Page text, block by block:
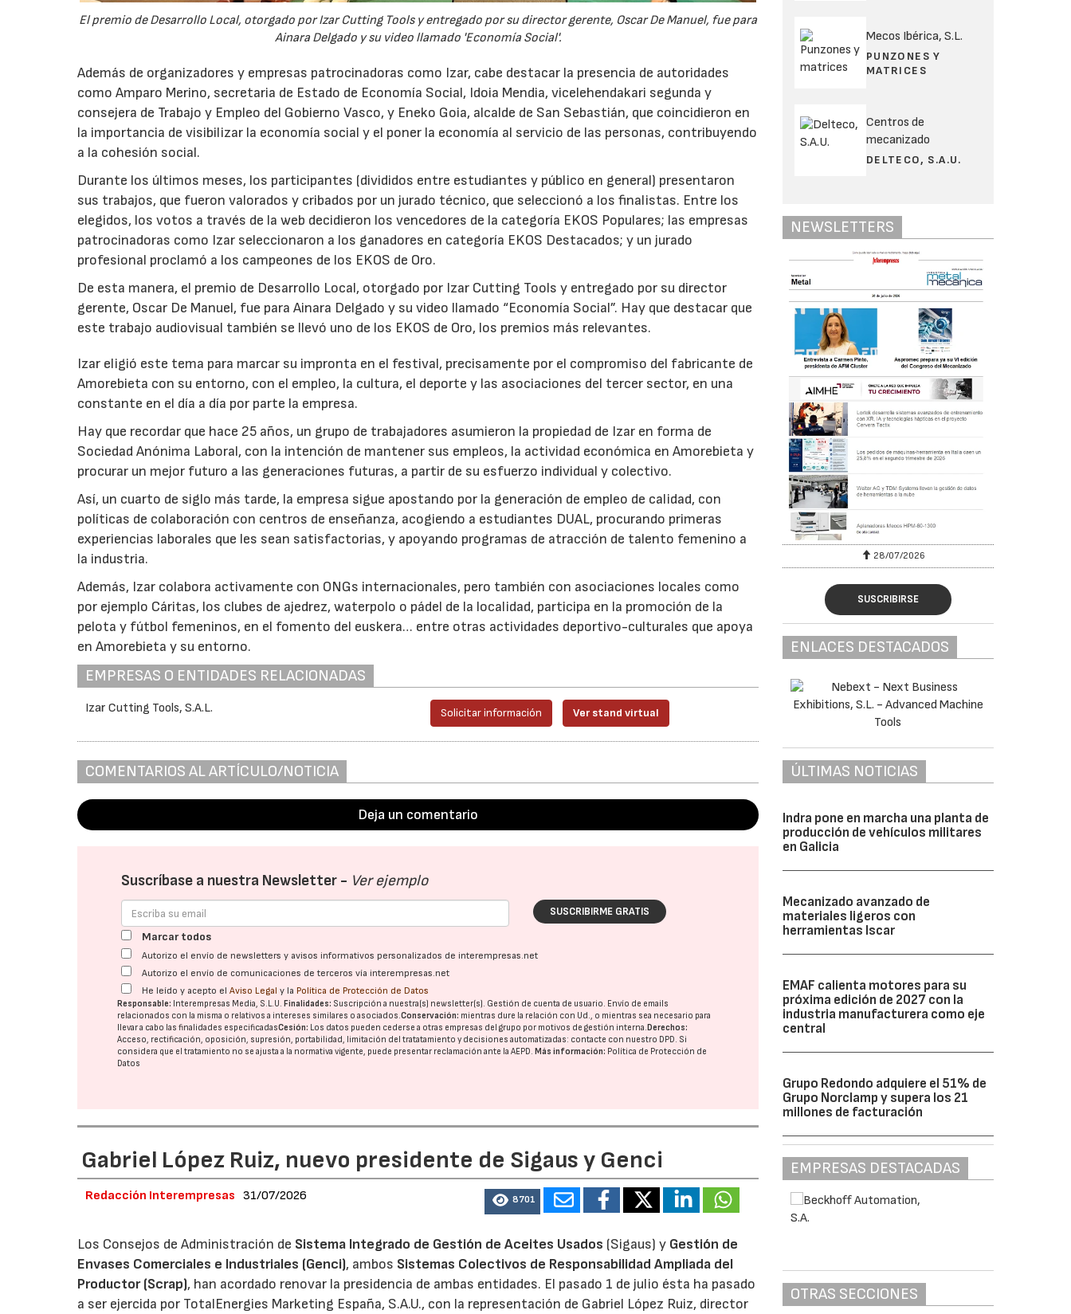
El premio de Desarrollo Local, otorgado por Izar Cutting Tools y entregado por su director gerente, Oscar De Manuel, fue para
Ainara Delgado y su video llamado 'Economía Social'.
Además de organizadores y empresas patrocinadoras como Izar, cabe destacar la presencia de autoridades
como Amparo Merino, secretaria de Estado de Economía Social, Idoia Mendia, vicelehendakari segunda y
consejera de Trabajo y Empleo del Gobierno Vasco, y Eneko Goia, alcalde de San Sebastián, que coincidieron en
la importancia de visibilizar la economía social y el poner la economía al servicio de las personas, contribuyendo
a la cohesión social.
Durante los últimos meses, los participantes (divididos entre estudiantes y público en general) presentaron
sus trabajos, que fueron valorados y cribados por un jurado técnico, que seleccionó a los finalistas. Entre los
elegidos, los votos a través de la web decidieron los vencedores de la categoría EKOS Populares; las empresas
patrocinadoras como Izar seleccionaron a los ganadores en categoría EKOS Destacados; y un jurado
profesional proclamó a los campeones de los EKOS de Oro.
De esta manera, el premio de Desarrollo Local, otorgado por Izar Cutting Tools y entregado por su director
gerente, Oscar De Manuel, fue para Ainara Delgado y su video llamado “Economía Social”. Hay que destacar que
este trabajo audiovisual también se llevó uno de los EKOS de Oro, los premios más relevantes.
Izar eligió este tema para marcar su impronta en el festival, precisamente por el compromiso del fabricante de
Amorebieta con su entorno, con el empleo, la cultura, el deporte y las asociaciones del tercer sector, en una
constante en el día a día por parte la empresa.
Hay que recordar que hace 25 años, un grupo de trabajadores asumieron la propiedad de Izar en forma de
Sociedad Anónima Laboral, con la intención de mantener sus empleos, la actividad económica en Amorebieta y
procurar un mejor futuro a las generaciones futuras, a partir de su esfuerzo individual y colectivo.
Así, un cuarto de siglo más tarde, la empresa sigue apostando por la generación de empleo de calidad, con
políticas de colaboración con centros de enseñanza, acogiendo a estudiantes DUAL, procurando primeras
experiencias laborales que les sean satisfactorias, y apoyando programas de atracción de talento femenino a
la industria.
Además, Izar colabora activamente con ONGs internacionales, pero también con asociaciones locales como
por ejemplo Cáritas, los clubes de ajedrez, waterpolo o pádel de la localidad, participa en la promoción de la
pelota y fútbol femeninos, en el fomento del euskera… entre otras actividades deportivo-culturales que apoya
en Amorebieta y su entorno.
EMPRESAS O ENTIDADES RELACIONADAS
Izar Cutting Tools, S.A.L. Solicitar información Ver stand virtual
COMENTARIOS AL ARTÍCULO/NOTICIA
Deja un comentario
Suscríbase a nuestra Newsletter - Ver ejemplo
SUSCRIBIRME GRATIS
Marcar todos
Autorizo el envío de newsletters y avisos informativos personalizados de interempresas.net
Autorizo el envío de comunicaciones de terceros vía interempresas.net
He leído y acepto elAviso Legal y la Política de Protección de Datos
Responsable: Interempresas Media, S.L.U. Finalidades: Suscripción a nuestra(s) newsletter(s). Gestión de cuenta de usuario. Envío de emails
relacionados con la misma o relativos a intereses similares o asociados.Conservación: mientras dure la relación con Ud., o mientras sea necesario para
llevar a cabo las finalidades especificadasCesión: Los datos pueden cederse a otras empresas del grupo por motivos de gestión interna. Derechos:
Acceso, rectificación, oposición, supresión, portabilidad, limitación del tratatamiento y decisiones automatizadas: contacte con nuestro DPD. Si
considera que el tratamiento no se ajusta a la normativa vigente, puede presentar reclamación ante laAEPD. Más información: Política de Protección de
Datos
Gabriel López Ruiz, nuevo presidente de Sigaus y Genci
Redacción Interempresas 31/07/2026 8701
Los Consejos de Administración de Sistema Integrado de Gestión de Aceites Usados (Sigaus) y Gestión de
Envases Comerciales e Industriales (Genci), ambos Sistemas Colectivos de Responsabilidad Ampliada del
Productor (Scrap), han acordado renovar la presidencia de ambas entidades. El pasado 1 de julio ésta ha pasado
a ser ejercida por TotalEnergies Marketing España, S.A.U., con la representación de Gabriel López Ruiz, director
Mecos Ibérica, S.L.
PUNZONES Y
MATRICES
Centros de
mecanizado
DELTECO, S.A.U.
NEWSLETTERS
28/07/2026
SUSCRIBIRSE
ENLACES DESTACADOS
ÚLTIMAS NOTICIAS
Indra pone en marcha una planta de
producción de vehículos militares
en Galicia
Mecanizado avanzado de
materiales ligeros con
herramientas Iscar
EMAF calienta motores para su
próxima edición de 2027 con la
industria manufacturera como eje
central
Grupo Redondo adquiere el 51% de
Grupo Norclamp y supera los 21
millones de facturación
EMPRESAS DESTACADAS
OTRAS SECCIONES